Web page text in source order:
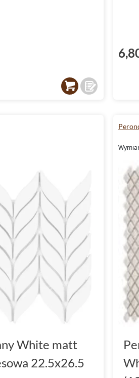
White matt
22.5x26.5